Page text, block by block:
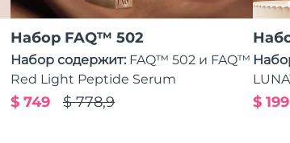
Набор FAQ™ 502
Набор содержит: FAQ™ 502 и FAQ™
Red Light Peptide Serum
$ 778,9
$ 749 $ 199